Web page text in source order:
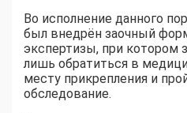
Во исполнение данного
был внедрён заочный
экспертизы, при котором
лишь обратиться в
месту прикрепления и
обследование.